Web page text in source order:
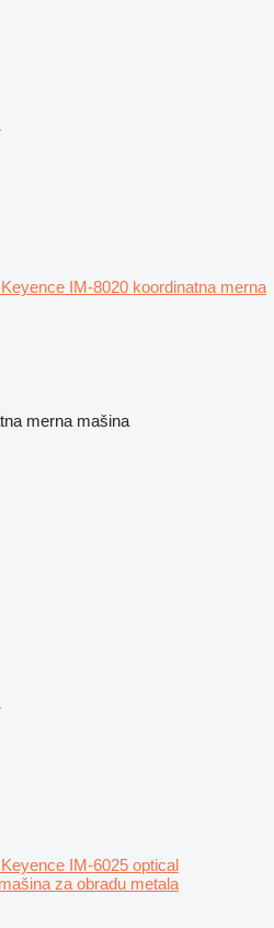
Keyence IM-8020 koordinatna merna
merna mašina
Keyence IM-6025 optical
za obradu metala